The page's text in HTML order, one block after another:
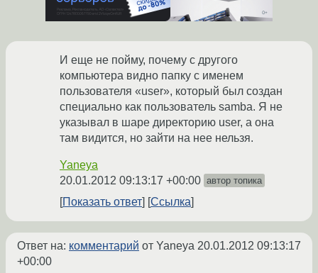
И еще не пойму, почему с другого
компьютера видно папку с именем
пользователя «user», который был создан
специально как пользователь samba. Я не
указывал в шаре директорию user, а она
там видится, но зайти на нее нельзя.
Yaneya
20.01.2012 09:13:17 +00:00 автор топика
Показать ответ Ссылка
Ответ на: комментарий от Yaneya 20.01.2012 09:13:17
+00:00